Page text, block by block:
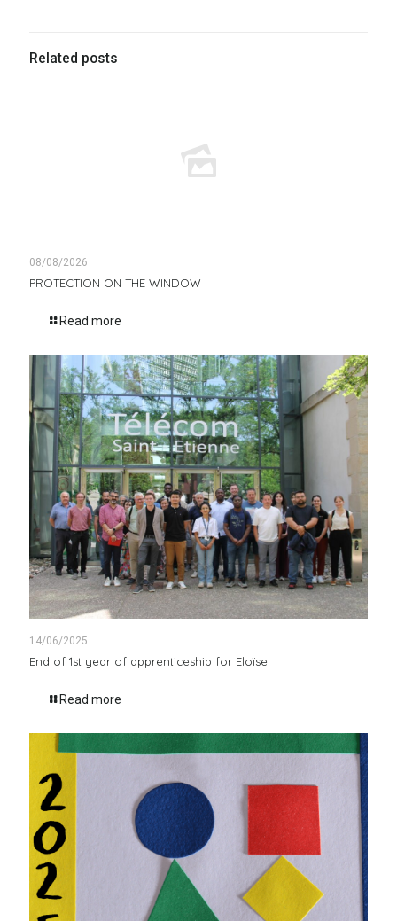
Related posts
08/08/2026
PROTECTION ON THE WINDOW
Read more
14/06/2025
End of 1st year of apprenticeship for Eloïse
Read more